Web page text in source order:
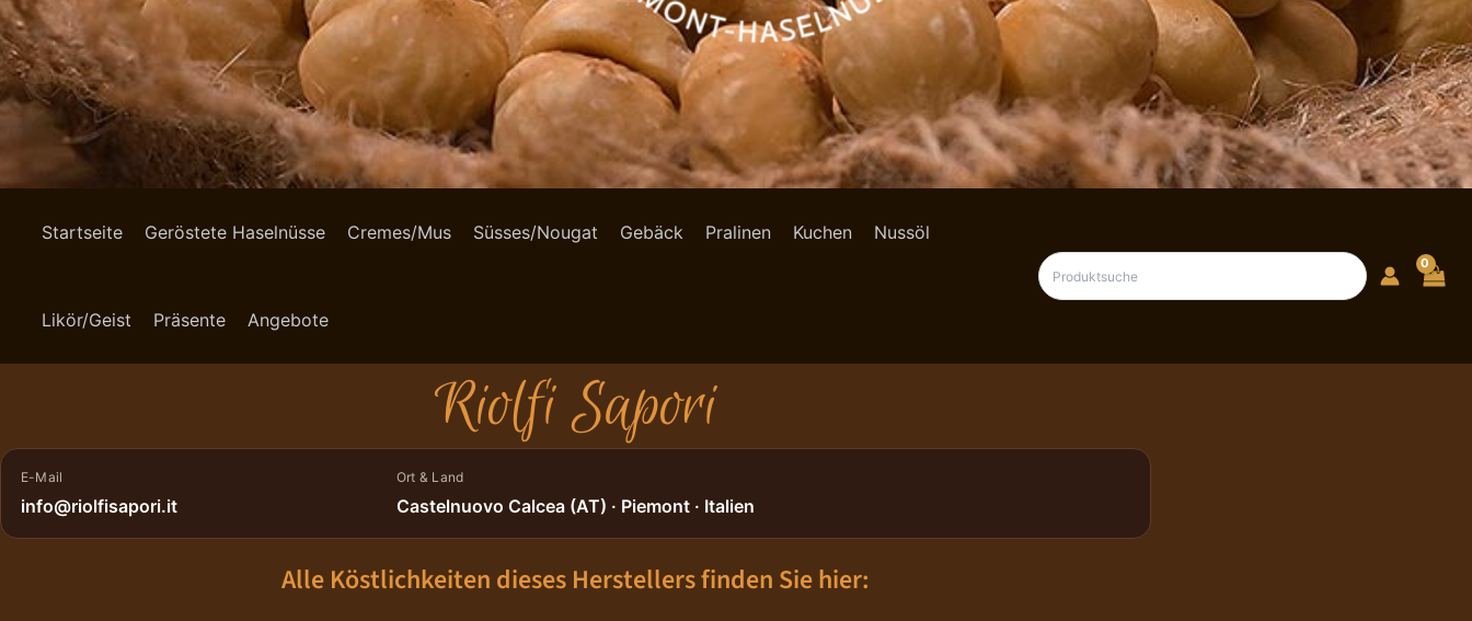
Startseite Geröstete Haselnüsse Cremes/Mus Süsses/Nougat Gebäck Pralinen Kuchen Nussöl
Likör/Geist Präsente Angebote
Riolfi Sapori
E-Mail
info@riolfisapori.it
Ort & Land
Castelnuovo Calcea (AT) · Piemont · Italien
Alle Köstlichkeiten dieses Herstellers finden Sie hier: